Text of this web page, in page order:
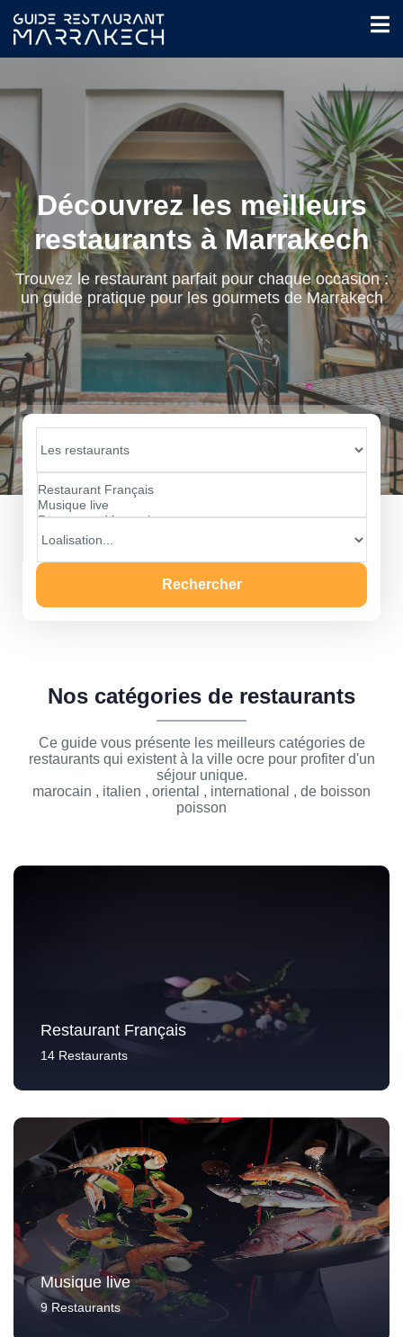
Découvrez les meilleurs
restaurants à Marrakech
Trouvez le restaurant parfait pour chaque occasion :
un guide pratique pour les gourmets de Marrakech
Rechercher
Nos catégories de restaurants
Ce guide vous présente les meilleurs catégories de
restaurants qui existent à la ville ocre pour profiter d'un
séjour unique.
marocain , italien , oriental , international , de boisson
poisson
Restaurant Français
14 Restaurants
Musique live
9 Restaurants